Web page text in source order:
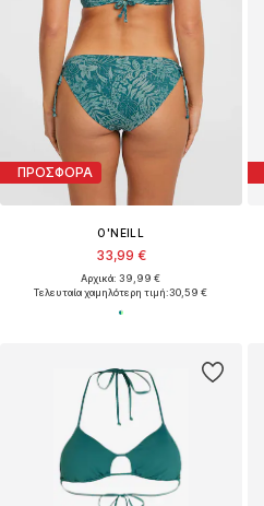
ΠΡΟΣΦΟΡΑ
O'NEILL
33,99 €
Αρχικά: 39,99 €
Τελευταία χαμηλότερη τιμή:30,59 €